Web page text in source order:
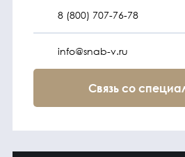
8 (800) 707-76-78
info@snab-v.ru
Связь со